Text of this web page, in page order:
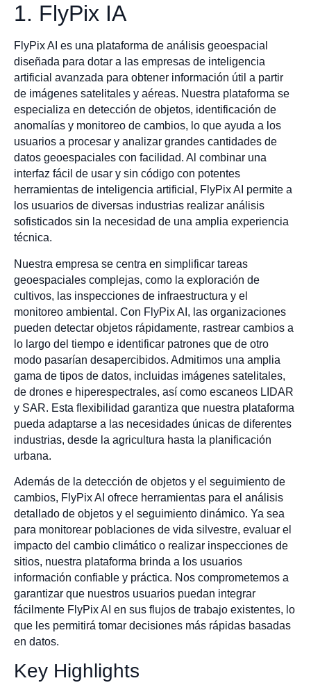
1. FlyPix IA
FlyPix AI es una plataforma de análisis geoespacial
diseñada para dotar a las empresas de inteligencia
artificial avanzada para obtener información útil a partir
de imágenes satelitales y aéreas. Nuestra plataforma se
especializa en detección de objetos, identificación de
anomalías y monitoreo de cambios, lo que ayuda a los
usuarios a procesar y analizar grandes cantidades de
datos geoespaciales con facilidad. Al combinar una
interfaz fácil de usar y sin código con potentes
herramientas de inteligencia artificial, FlyPix AI permite a
los usuarios de diversas industrias realizar análisis
sofisticados sin la necesidad de una amplia experiencia
técnica.
Nuestra empresa se centra en simplificar tareas
geoespaciales complejas, como la exploración de
cultivos, las inspecciones de infraestructura y el
monitoreo ambiental. Con FlyPix AI, las organizaciones
pueden detectar objetos rápidamente, rastrear cambios a
lo largo del tiempo e identificar patrones que de otro
modo pasarían desapercibidos. Admitimos una amplia
gama de tipos de datos, incluidas imágenes satelitales,
de drones e hiperespectrales, así como escaneos LIDAR
y SAR. Esta flexibilidad garantiza que nuestra plataforma
pueda adaptarse a las necesidades únicas de diferentes
industrias, desde la agricultura hasta la planificación
urbana.
Además de la detección de objetos y el seguimiento de
cambios, FlyPix AI ofrece herramientas para el análisis
detallado de objetos y el seguimiento dinámico. Ya sea
para monitorear poblaciones de vida silvestre, evaluar el
impacto del cambio climático o realizar inspecciones de
sitios, nuestra plataforma brinda a los usuarios
información confiable y práctica. Nos comprometemos a
garantizar que nuestros usuarios puedan integrar
fácilmente FlyPix AI en sus flujos de trabajo existentes, lo
que les permitirá tomar decisiones más rápidas basadas
en datos.
Key Highlights